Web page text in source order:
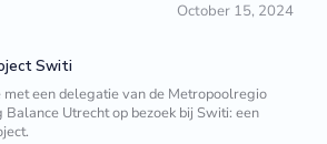
October 15, 2024
Switi
een delegatie van de Metropoolregio
Utrecht op bezoek bij Switi: een